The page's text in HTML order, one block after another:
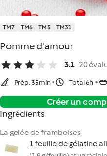
TM7 TM6 TM5 TM31
Pomme d'amour
3.1 20
Prép. 35min Total 6h
Créer un
Ingrédients
La gelée de framboises
1 feuille de gélatine